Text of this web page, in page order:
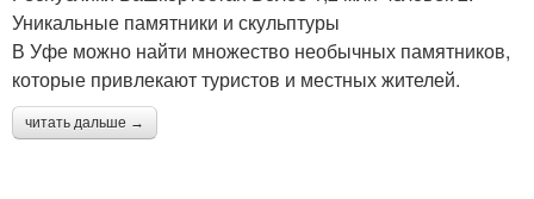
Уникальные памятники и скульптуры
В Уфе можно найти множество необычных памятников,
которые привлекают туристов и местных жителей.
читать дальше →